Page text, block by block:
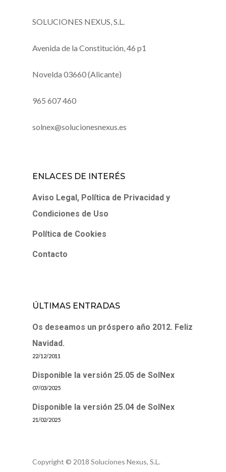
SOLUCIONES NEXUS, S.L.
Avenida de la Constitución, 46 p1
Novelda 03660 (Alicante)
965 607 460
solnex@solucionesnexus.es
ENLACES DE INTERÉS
Aviso Legal, Política de Privacidad y
Condiciones de Uso
Política de Cookies
Contacto
ÚLTIMAS ENTRADAS
Os deseamos un próspero año 2012. Feliz
Navidad.
22/12/2011
Disponible la versión 25.05 de SolNex
07/03/2025
Disponible la versión 25.04 de SolNex
21/02/2025
Copyright © 2018 Soluciones Nexus, S.L.